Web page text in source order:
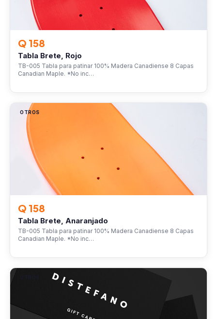
Q 158
Tabla Brete, Rojo
TB-005 Tabla para patinar 100% Madera Canadiense 8 Capas
Canadian Maple. *No inc…
OTROS
Q 158
Tabla Brete, Anaranjado
TB-005 Tabla para patinar 100% Madera Canadiense 8 Capas
Canadian Maple. *No inc…
OTROS